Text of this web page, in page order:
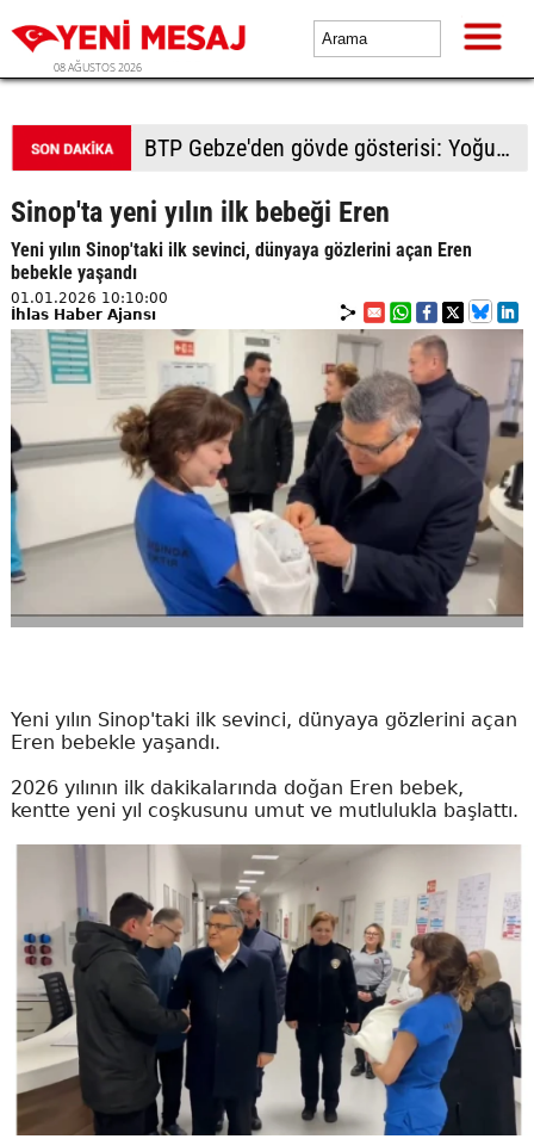
08 AĞUSTOS 2026
BTP Kocaeli'den Darıca çıkarması: Esnaf ve derneklerden yoğun ilgi
Sinop'ta yeni yılın ilk bebeği Eren
Yeni yılın Sinop'taki ilk sevinci, dünyaya gözlerini açan Eren
bebekle yaşandı
01.01.2026 10:10:00
İhlas Haber Ajansı
Yeni yılın Sinop'taki ilk sevinci, dünyaya gözlerini açan
Eren bebekle yaşandı.
2026 yılının ilk dakikalarında doğan Eren bebek,
kentte yeni yıl coşkusunu umut ve mutlulukla başlattı.